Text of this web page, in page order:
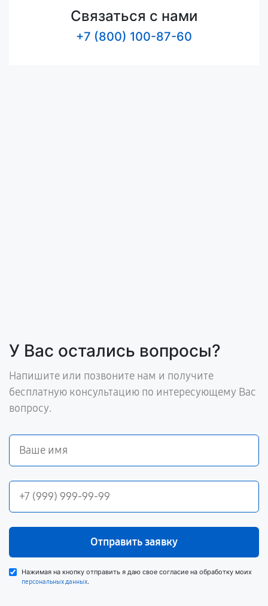
Связаться с нами
+7 (800) 100-87-60
У Вас остались вопросы?
Напишите или позвоните нам и получите
бесплатную консультацию по интересующему Вас
вопросу.
Отправить заявку
Нажимая на кнопку отправить я даю свое согласие на обработку моих
персональных данных.